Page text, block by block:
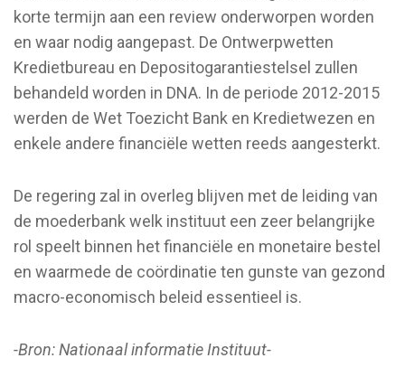
korte termijn aan een review onderworpen worden
en waar nodig aangepast. De Ontwerpwetten
Kredietbureau en Depositogarantiestelsel zullen
behandeld worden in DNA. In de periode 2012-2015
werden de Wet Toezicht Bank en Kredietwezen en
enkele andere financiële wetten reeds aangesterkt.
De regering zal in overleg blijven met de leiding van
de moederbank welk instituut een zeer belangrijke
rol speelt binnen het financiële en monetaire bestel
en waarmede de coördinatie ten gunste van gezond
macro-economisch beleid essentieel is.
-Bron: Nationaal informatie Instituut-